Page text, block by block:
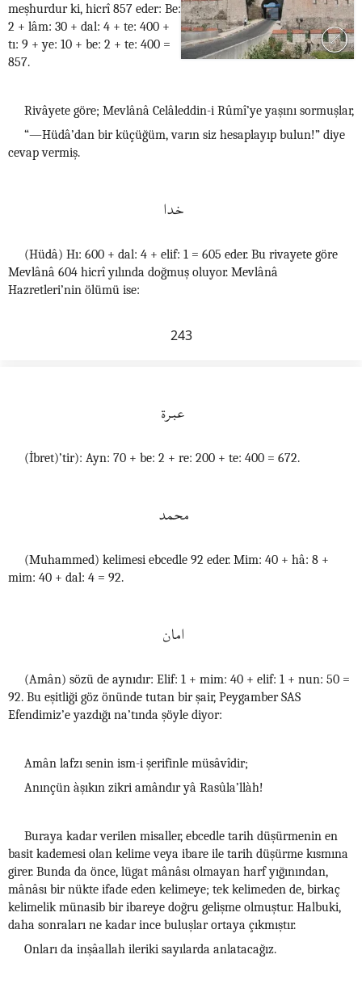
meşhurdur ki, hicrî 857 eder: Be:
2 + lâm: 30 + dal: 4 + te: 400 +
tı: 9 + ye: 10 + be: 2 + te: 400 =
857.
Rivâyete göre; Mevlânâ Celâleddin-i Rûmî’ye yaşını sormuşlar,
“—Hüdâ’dan bir küçüğüm, varın siz hesaplayıp bulun!” diye
cevap vermiş.
خدا
(Hüdâ) Hı: 600 + dal: 4 + elif: 1 = 605 eder. Bu rivayete göre
Mevlânâ 604 hicrî yılında doğmuş oluyor. Mevlânâ
Hazretleri’nin ölümü ise:
243
عبرة
(İbret)’tir): Ayn: 70 + be: 2 + re: 200 + te: 400 = 672.
محمد
(Muhammed) kelimesi ebcedle 92 eder. Mim: 40 + hâ: 8 +
mim: 40 + dal: 4 = 92.
امان
(Amân) sözü de aynıdır: Elif: 1 + mim: 40 + elif: 1 + nun: 50 =
92. Bu eşitliği göz önünde tutan bir şair, Peygamber SAS
Efendimiz’e yazdığı na’tında şöyle diyor:
Amân lafzı senin ism-i şerifinle müsâvîdir;
Anınçün àşıkın zikri amândır yâ Rasûla’llàh!
Buraya kadar verilen misaller, ebcedle tarih düşürmenin en
basit kademesi olan kelime veya ibare ile tarih düşürme kısmına
girer. Bunda da önce, lügat mânâsı olmayan harf yığınından,
mânâsı bir nükte ifade eden kelimeye; tek kelimeden de, birkaç
kelimelik münasib bir ibareye doğru gelişme olmuştur. Halbuki,
daha sonraları ne kadar ince buluşlar ortaya çıkmıştır.
Onları da inşâallah ileriki sayılarda anlatacağız.